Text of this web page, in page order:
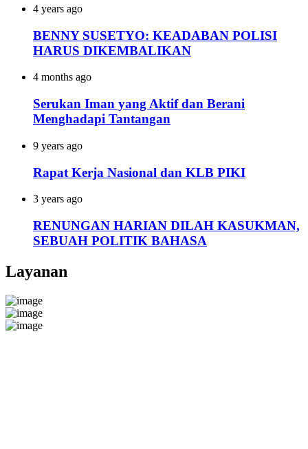
4 years ago
BENNY SUSETYO: KEADABAN POLISI
HARUS DIKEMBALIKAN
4 months ago
Serukan Iman yang Aktif dan Berani
Menghadapi Tantangan
9 years ago
Rapat Kerja Nasional dan KLB PIKI
3 years ago
RENUNGAN HARIAN DILAH KASUKMAN,
SEBUAH POLITIK BAHASA
Layanan